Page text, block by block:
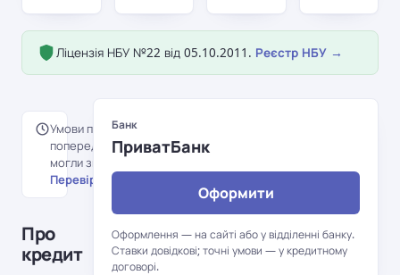
Ліцензія НБУ №22 від 05.10.2011. Реєстр НБУ →
Умови перенесені з
попередньої версії порталу й
могли змінитися.
Перевірити на сайті банку →
Про
кредит
Банк
ПриватБанк
Оформити
Оформлення — на сайті або у відділенні банку.
Ставки довідкові; точні умови — у кредитному
договорі.